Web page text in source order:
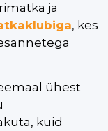
ja
, kes
ühest
kuid